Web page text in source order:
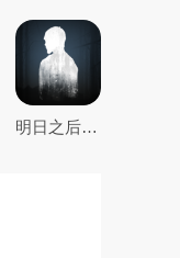
明日之后官方手游版